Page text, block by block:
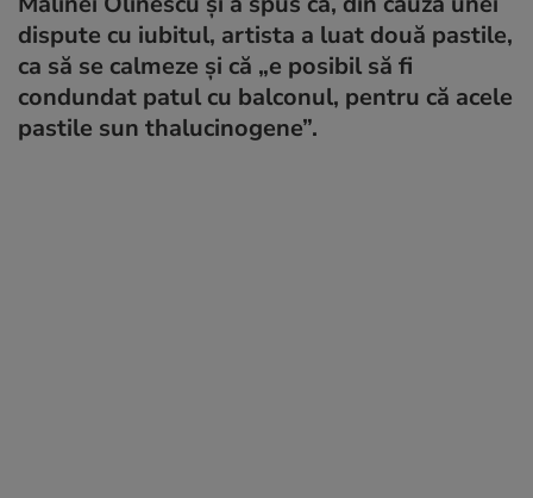
dispute cu iubitul, artista a luat două pastile,
ca să se calmeze și că „e posibil să fi
condundat patul cu balconul, pentru că acele
pastile sun thalucinogene”.